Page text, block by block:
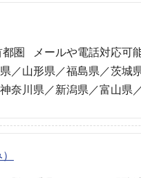
圏 メールや電話対応可
／山形県／福島県／茨城
奈川県／新潟県／富山県